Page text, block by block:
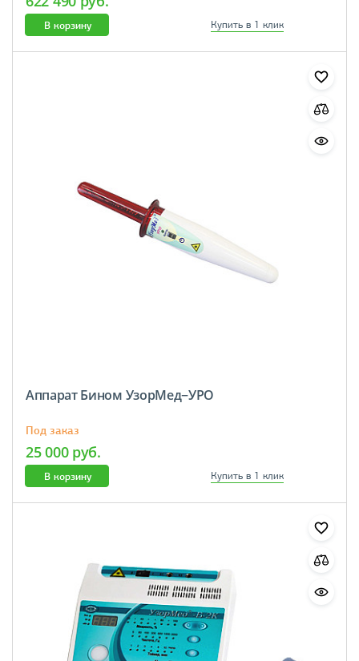
В корзину Купить в 1 клик
Аппарат Бином УзорМед−УРО
Под заказ
25 000 руб.
В корзину Купить в 1 клик